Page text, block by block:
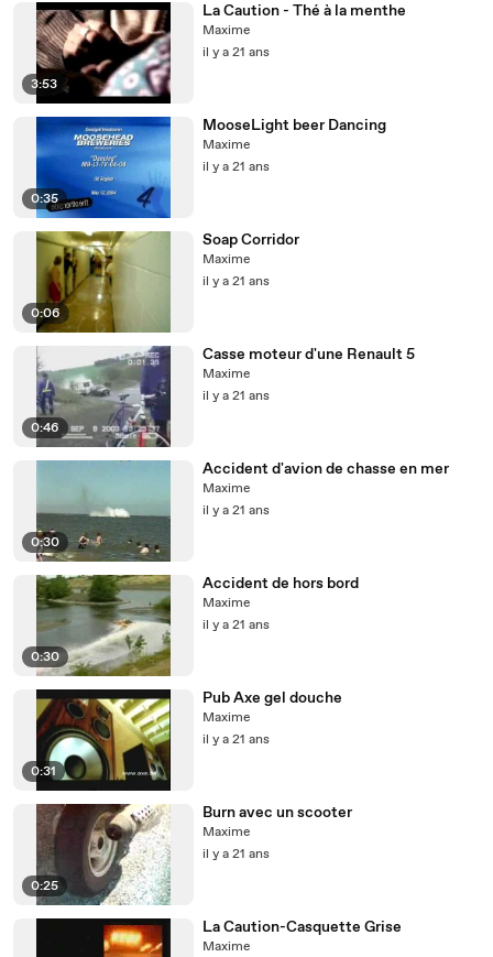
3:53
La Caution - Thé à la menthe
Maxime
il y a 21 ans
0:35
MooseLight beer Dancing
Maxime
il y a 21 ans
0:06
Soap Corridor
Maxime
il y a 21 ans
0:46
Casse moteur d'une Renault 5
Maxime
il y a 21 ans
0:30
Accident d'avion de chasse en mer
Maxime
il y a 21 ans
0:30
Accident de hors bord
Maxime
il y a 21 ans
0:31
Pub Axe gel douche
Maxime
il y a 21 ans
0:25
Burn avec un scooter
Maxime
il y a 21 ans
La Caution-Casquette Grise
Maxime